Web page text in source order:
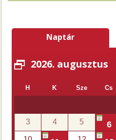
Naptár
2026. augusztus
H K Sze Cs
3 4 5 6